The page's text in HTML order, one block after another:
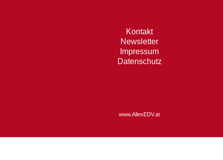
Kontakt
Newsletter
Impressum
Datenschutz
www.AllesEDV.at